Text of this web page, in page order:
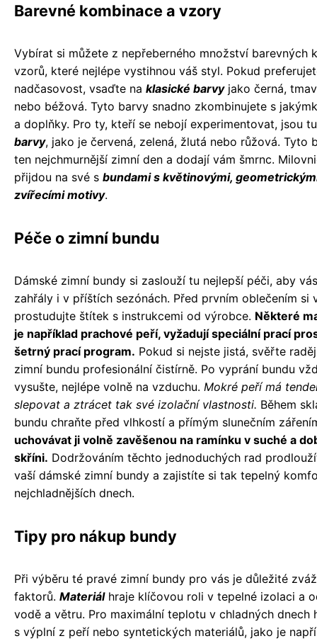
Barevné kombinace a vzory
Vybírat si můžete z nepřeberného množství barevných
vzorů, které nejlépe vystihnou váš styl. Pokud
nadčasovost, vsaďte na klasické barvyjako černá,
nebo béžová. Tyto barvy snadno zkombinujete s
a doplňky. Pro ty, kteří se nebojí experimentovat, jsou
barvy, jako je červená, zelená, žlutá nebo růžová. Tyto
ten nejchmurnější zimní den a dodají vám šmrnc.
přijdou na své s bundami s květinovými,
zvířecími motivy.
Péče o zimní bundu
Dámské zimní bundy si zaslouží tu nejlepší péči, aby
zahřály i v příštích sezónách. Před prvním oblečením si
prostudujte štítek s instrukcemi od výrobce. Některé
je například prachové peří, vyžadují speciální prací
šetrný prací program. Pokud si nejste jistá, svěřte
zimní bundu profesionální čistírně. Po vyprání bundu
vysušte, nejlépe volně na vzduchu. Mokré peří má
slepovat a ztrácet tak své izolační vlastnosti. Během
bundu chraňte před vlhkostí a přímým slunečním
uchovávat ji volně zavěšenou na ramínku v suché a
skříni. Dodržováním těchto jednoduchých rad
vaší dámské zimní bundy a zajistíte si tak tepelný
nejchladnějších dnech.
Tipy pro nákup bundy
Při výběru té pravé zimní bundy pro vás je důležité
faktorů. Materiálhraje klíčovou roli v tepelné izolaci a
vodě a větru. Pro maximální teplotu v chladných dnech
s výplní z peří nebo syntetických materiálů, jako je